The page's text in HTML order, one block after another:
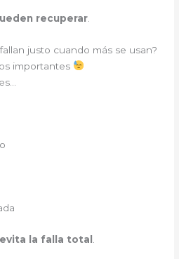
recuperar.
justo cuando más se usan?
importantes
evita la falla total